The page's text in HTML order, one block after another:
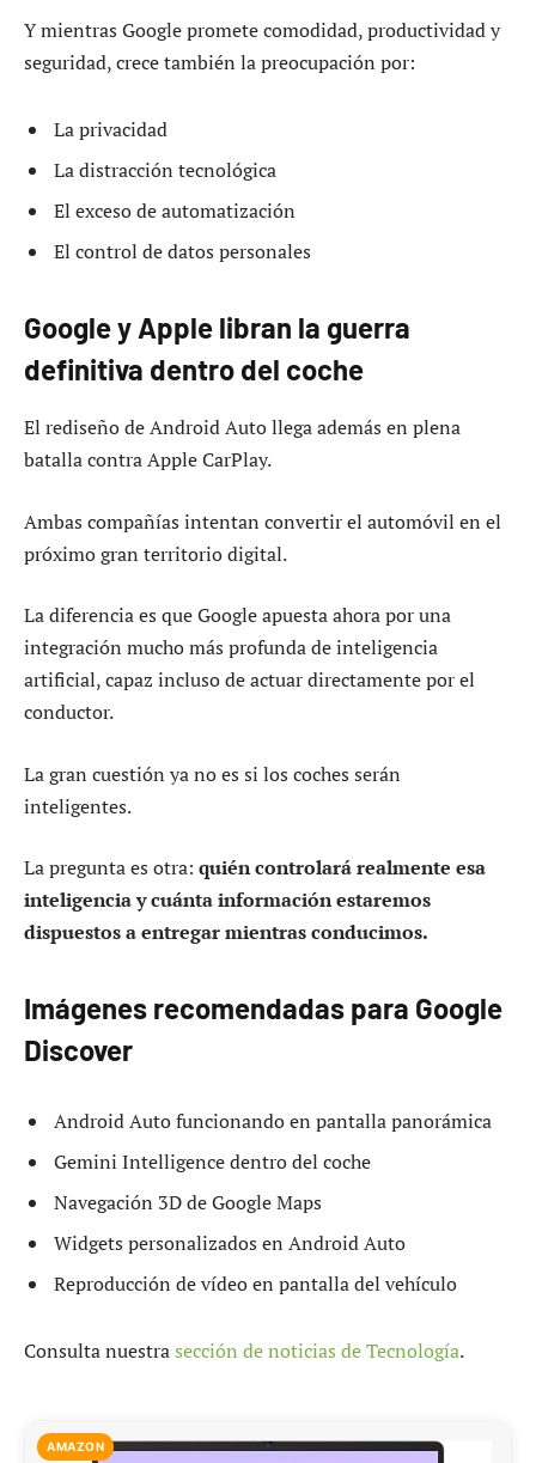
Y mientras Google promete comodidad, productividad y
seguridad, crece también la preocupación por:
La privacidad
La distracción tecnológica
El exceso de automatización
El control de datos personales
Google y Apple libran la guerra
definitiva dentro del coche
El rediseño de Android Auto llega además en plena
batalla contra Apple CarPlay.
Ambas compañías intentan convertir el automóvil en el
próximo gran territorio digital.
La diferencia es que Google apuesta ahora por una
integración mucho más profunda de inteligencia
artificial, capaz incluso de actuar directamente por el
conductor.
La gran cuestión ya no es si los coches serán
inteligentes.
La pregunta es otra: quién controlará realmente esa
inteligencia y cuánta información estaremos
dispuestos a entregar mientras conducimos.
Imágenes recomendadas para Google
Discover
Android Auto funcionando en pantalla panorámica
Gemini Intelligence dentro del coche
Navegación 3D de Google Maps
Widgets personalizados en Android Auto
Reproducción de vídeo en pantalla del vehículo
Consulta nuestrasección de noticias de Tecnología.
AMAZON